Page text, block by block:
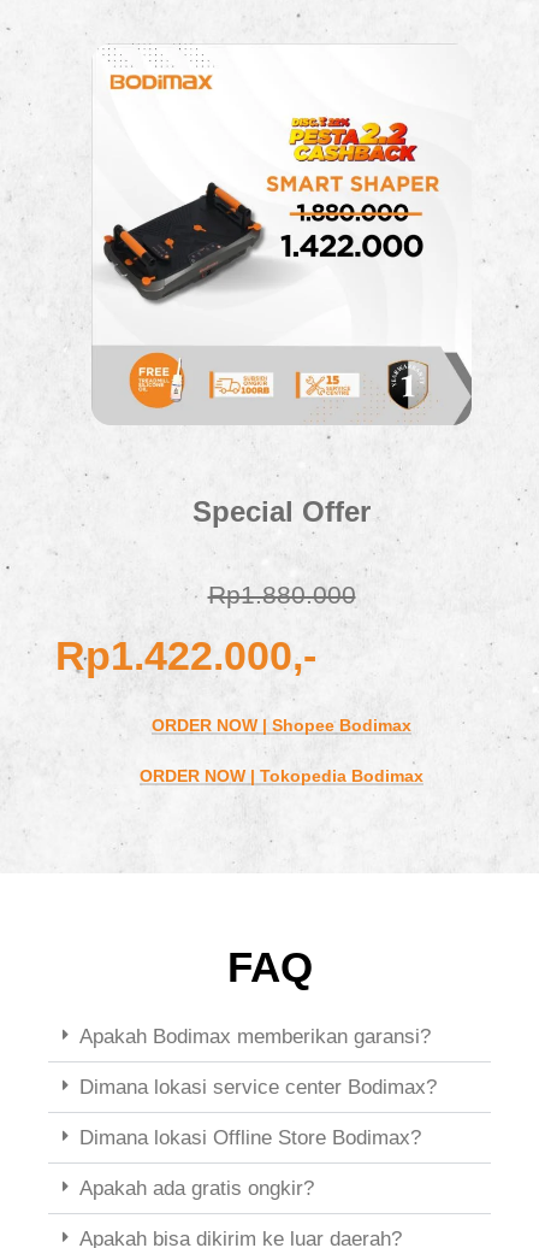
Special Offer
Rp1.880.000
Rp1.422.000,-
ORDER NOW | Shopee Bodimax
ORDER NOW | Tokopedia Bodimax
FAQ
Apakah Bodimax memberikan garansi?
Dimana lokasi service center Bodimax?
Dimana lokasi Offline Store Bodimax?
Apakah ada gratis ongkir?
Apakah bisa dikirim ke luar daerah?